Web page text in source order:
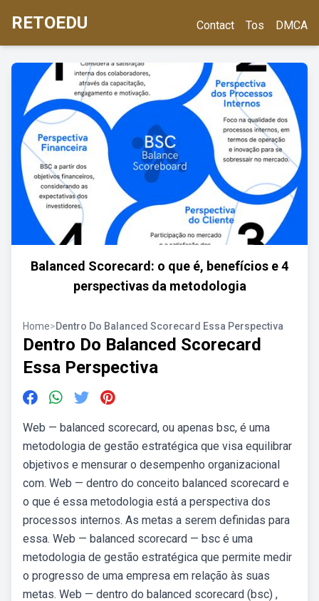
RETOEDU Contact Tos DMCA
Balanced Scorecard: o que é, benefícios e 4
perspectivas da metodologia
Home>Dentro Do Balanced Scorecard Essa Perspectiva
Dentro Do Balanced Scorecard
Essa Perspectiva
Web — balanced scorecard, ou apenas bsc, é uma
metodologia de gestão estratégica que visa equilibrar
objetivos e mensurar o desempenho organizacional
com. Web — dentro do conceito balanced scorecard e
o que é essa metodologia está a perspectiva dos
processos internos. As metas a serem definidas para
essa. Web — balanced scorecard — bsc é uma
metodologia de gestão estratégica que permite medir
o progresso de uma empresa em relação às suas
metas. Web — dentro do balanced scorecard (bsc) ,